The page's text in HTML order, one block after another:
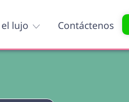
lujo Contáctenos